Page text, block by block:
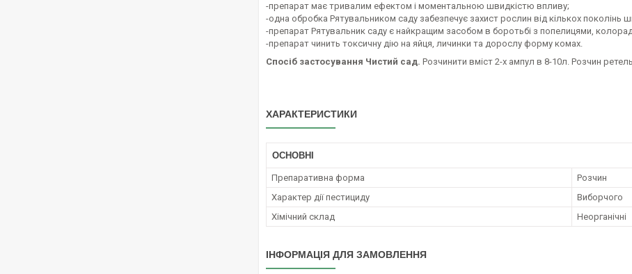
-препарат має тривалим ефектом і моментальною швидкістю впливу;
-одна обробка Рятувальником саду забезпечує захист рослин від кількох поколінь
-препарат Рятувальник саду є найкращим засобом в боротьбі з попелицями,
-препарат чинить токсичну дію на яйця, личинки та дорослу форму комах.
Спосіб застосування Чистий сад. Розчинити вміст 2-х ампул в 8-10л. Розчин
ХАРАКТЕРИСТИКИ
ОСНОВНІ
Препаративна форма
Розчин
Характер дії пестициду
Виборчого
Хімічний склад
Неорганічні
ІНФОРМАЦІЯ ДЛЯ ЗАМОВЛЕННЯ